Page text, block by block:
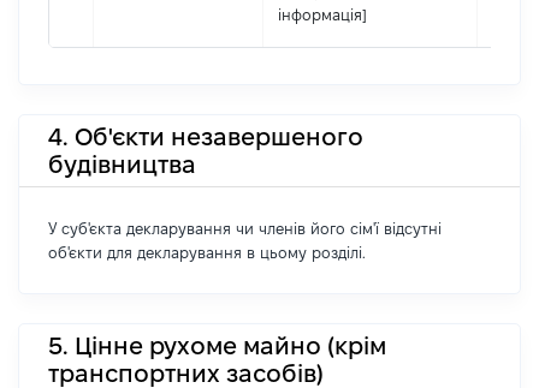
інформація]
4. Об'єкти незавершеного
будівництва
У суб'єкта декларування чи членів його сім'ї відсутні
об'єкти для декларування в цьому розділі.
5. Цінне рухоме майно (крім
транспортних засобів)